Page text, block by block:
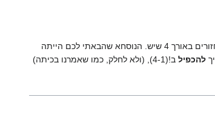
בתרגול האחרון חישבנו כמה תמורות יש במחלקת הצמידות של מחזור מאורך 4, שזה שקול בעצם לחשב כמה מחזורים באורך 4 שיש. הנוסחא שהבאתי לכם הייתה
להכפיל ב!(4-1), (ולא לחלק, כמו שאמרנו בכיתה)